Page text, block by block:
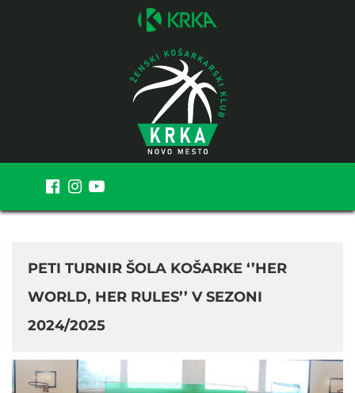
PETI TURNIR ŠOLA KOŠARKE ‘’HER
WORLD, HER RULES’’ V SEZONI
2024/2025